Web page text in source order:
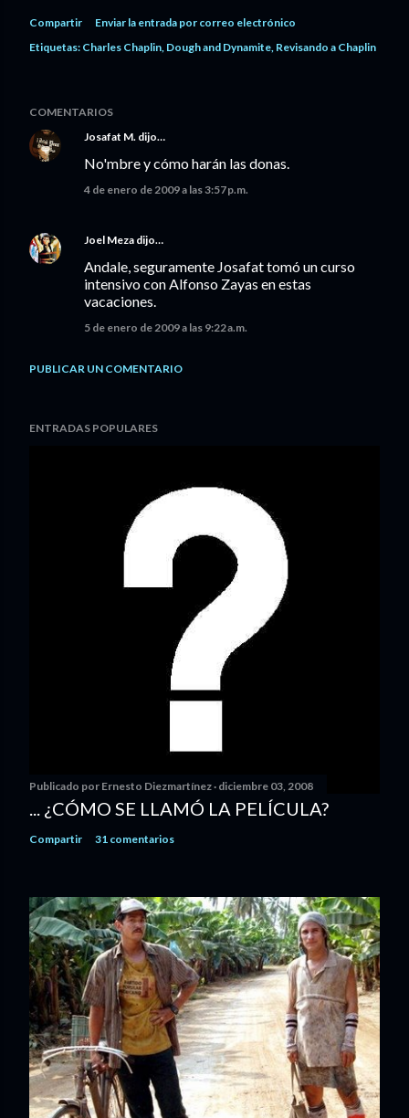
Compartir
Enviar la entrada por correo electrónico
Etiquetas: Charles Chaplin Dough and Dynamite Revisando a Chaplin
COMENTARIOS
Josafat M. dijo…
No'mbre y cómo harán las donas.
4 de enero de 2009 a las 3:57 p.m.
Joel Meza dijo…
Andale, seguramente Josafat tomó un curso
intensivo con Alfonso Zayas en estas
vacaciones.
5 de enero de 2009 a las 9:22 a.m.
PUBLICAR UN COMENTARIO
ENTRADAS POPULARES
Publicado por Ernesto Diezmartínez diciembre 03, 2008
... ¿CÓMO SE LLAMÓ LA PELÍCULA?
Compartir 31 comentarios